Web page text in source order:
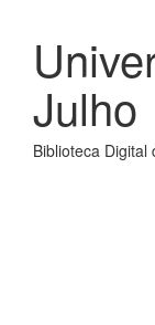
Julho
Biblioteca Digital